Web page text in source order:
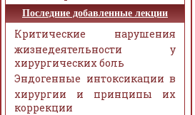
Последние добавленные лекции
Критические нарушения
жизнедеятельности у
хирургических боль
Эндогенные интоксикации в
хирургии и принципы их
коррекции